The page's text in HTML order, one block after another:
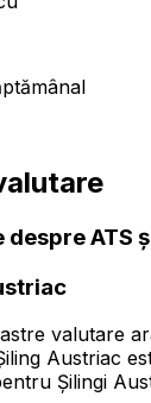
ATS
valutare
Austriac
Șilingi